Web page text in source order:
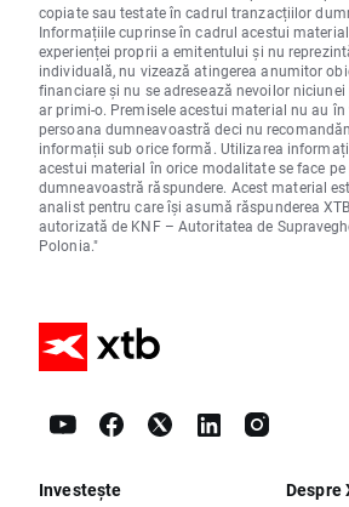
copiate sau testate în cadrul tranzacțiilor
Informațiile cuprinse în cadrul acestui
experienței proprii a emitentului și nu
individuală, nu vizează atingerea anumitor
financiare și nu se adresează nevoilor
ar primi-o. Premisele acestui material nu au
persoana dumneavoastră deci nu
informații sub orice formă. Utilizarea
acestui material în orice modalitate se face pe
dumneavoastră răspundere. Acest material
analist pentru care își asumă răspunderea
autorizată de KNF – Autoritatea de
Polonia."
Investește Despre